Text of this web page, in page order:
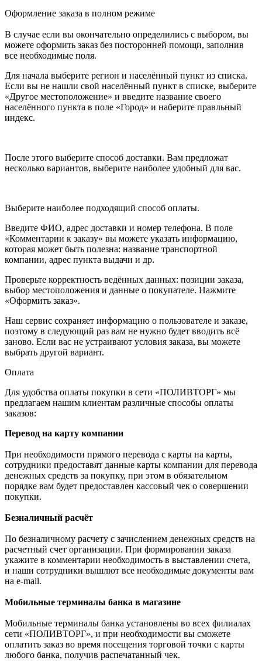
Оформление заказа в полном режиме
В случае если вы окончательно определились с выбором, вы
можете оформить заказ без посторонней помощи, заполнив
все необходимые поля.
Для начала выберите регион и населённый пункт из списка.
Если вы не нашли свой населённый пункт в списке, выберите
«Другое местоположение» и введите название своего
населённого пункта в поле «Город» и наберите правльный
индекс.
После этого выберите способ доставки. Вам предложат
несколько вариантов, выберите наиболее удобный для вас.
Выберите наиболее подходящий способ оплаты.
Введите ФИО, адрес доставки и номер телефона. В поле
«Комментарии к заказу» вы можете указать информацию,
которая может быть полезна: название транспортной
компании, адрес пункта выдачи и др.
Проверьте корректность ведённых данных: позиции заказа,
выбор местоположения и данные о покупателе. Нажмите
«Оформить заказ».
Наш сервис сохраняет информацию о пользователе и заказе,
поэтому в следующий раз вам не нужно будет вводить всё
заново. Если вас не устраивают условия заказа, вы можете
выбрать другой вариант.
Оплата
Для удобства оплаты покупки в сети «ПОЛИВТОРГ» мы
предлагаем нашим клиентам различные способы оплаты
заказов:
Перевод на карту компании
При необходимости прямого перевода с карты на карты,
сотрудники предоставят данные карты компании для перевода
денежных средств за покупку, при этом в обязательном
порядке вам будет предоставлен кассовый чек о совершении
покупки.
Безналичный расчёт
По безналичному расчету с зачислением денежных средств на
расчетный счет организации. При формировании заказа
укажите в комментарии необходимость в выставлении счета,
и наши сотрудники вышлют все необходимые документы вам
на e-mail.
Мобильные терминалы банка в магазине
Мобильные терминалы банка установлены во всех филиалах
сети «ПОЛИВТОРГ», и при необходимости вы сможете
оплатить заказ во время посещения торговой точки с карты
любого банка, получив распечатанный чек.